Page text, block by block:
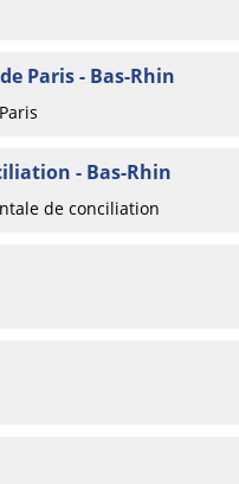
Paris - Bas-Rhin
- Bas-Rhin
de conciliation